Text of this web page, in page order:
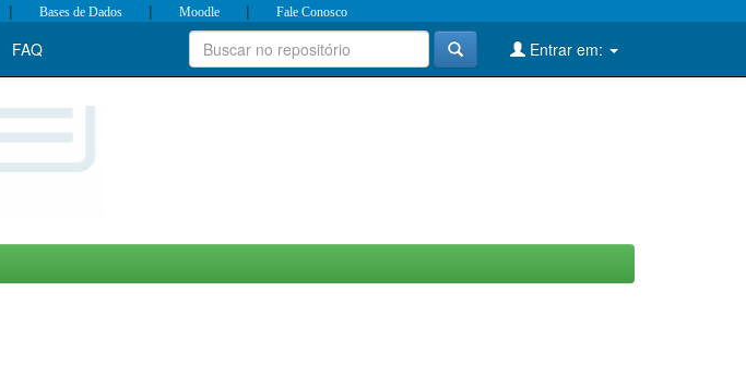
| Bases de Dados | Moodle | Fale Conosco
FAQ Entrar em: